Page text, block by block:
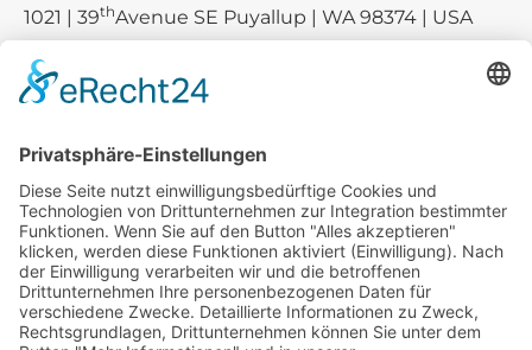
1021 | 39thAvenue SE Puyallup | WA 98374 | USA
Tel.:+1 253-867-57 35
Unternehmen
Service
Media